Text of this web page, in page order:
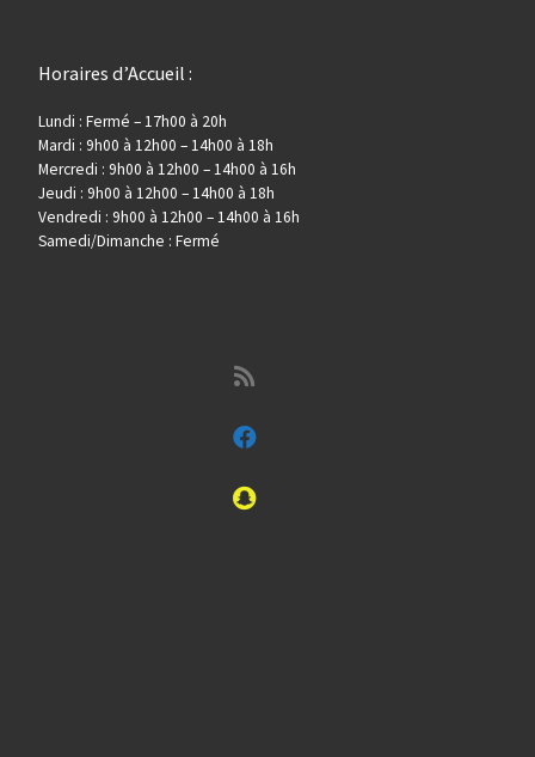
Horaires d’Accueil :
Lundi : Fermé – 17h00 à 20h
Mardi : 9h00 à 12h00 – 14h00 à 18h
Mercredi : 9h00 à 12h00 – 14h00 à 16h
Jeudi : 9h00 à 12h00 – 14h00 à 18h
Vendredi : 9h00 à 12h00 – 14h00 à 16h
Samedi/Dimanche : Fermé